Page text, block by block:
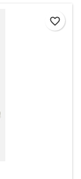
favorite_border